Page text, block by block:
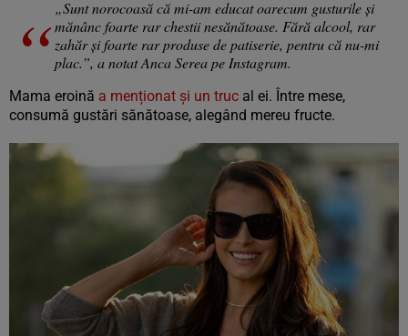
„Sunt norocoasă că mi-am educat oarecum gusturile și
mănânc foarte rar chestii nesănătoase. Fără alcool, rar
zahăr și foarte rar produse de patiserie, pentru că nu-mi
plac.”, a notat Anca Serea pe Instagram.
Mama eroină a menționat și un truc al ei. Între mese,
consumă gustări sănătoase, alegând mereu fructe.